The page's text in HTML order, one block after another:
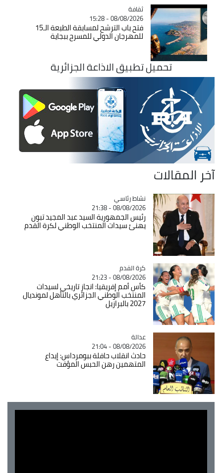
Catégorie
ثقافة
08/08/2026 - 15:28
فتح باب الترشح لمسابقة الطبعة الـ15
للمهرجان الدولي للمسرح ببجاية
تحميل تطبيق الاذاعة الجزائرية
آخر المقالات
Catégorie
نشاط رئاسي
08/08/2026 - 21:38
رئيس الجمهورية السيد عبد المجيد تبون
يهنئ سيدات المنتخب الوطني لكرة القدم
Catégorie
كرة القدم
08/08/2026 - 21:23
كأس أمم إفريقيا: انجاز تاريخي لسيدات
المنتخب الوطني الجزائري بالتأهل لمونديال
2027 بالبرازيل
Catégorie
عدالة
08/08/2026 - 21:04
حادث انقلاب حافلة ببومرداس: إيداع
المتهمين رهن الحبس المؤقت